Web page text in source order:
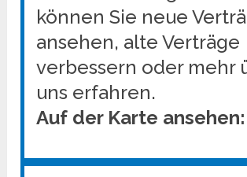
können Sie neue
ansehen, alte Verträge
verbessern oder mehr
uns erfahren.
Auf der Karte ansehen: